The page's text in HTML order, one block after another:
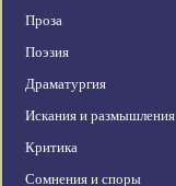
Проза
Поэзия
Драматургия
Искания и размышления
Критика
Сомнения и споры